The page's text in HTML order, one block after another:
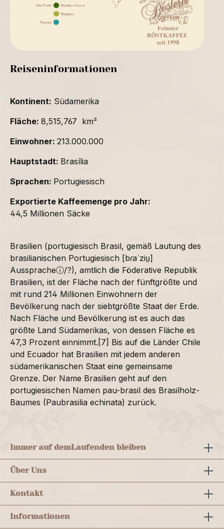
Reiseninformationen
Kontinent: Südamerika
Fläche: 8,515,767 km²
Einwohner: 213.000.000
Hauptstadt: Brasília
Sprachen: Portugiesisch
Exportierte Kaffeemenge pro Jahr:
44,5 Millionen Säcke
Brasilien (portugiesisch Brasil, gemäß Lautung des
brasilianischen Portugiesisch [bɾaˈziu̯]
Ausspracheⓘ/?), amtlich die Föderative Republik
Brasilien, ist der Fläche nach der fünftgrößte und
mit rund 214 Millionen Einwohnern der
Bevölkerung nach der siebtgrößte Staat der Erde.
Nach Fläche und Bevölkerung ist es auch das
größte Land Südamerikas, von dessen Fläche es
47,3 Prozent einnimmt.[7] Bis auf die Länder Chile
und Ecuador hat Brasilien mit jedem anderen
südamerikanischen Staat eine gemeinsame
Grenze. Der Name Brasilien geht auf den
portugiesischen Namen pau-brasil des Brasilholz-
Baumes (Paubrasilia echinata) zurück.
Immer auf demLaufenden bleiben
Über Uns
Kontakt
Informationen